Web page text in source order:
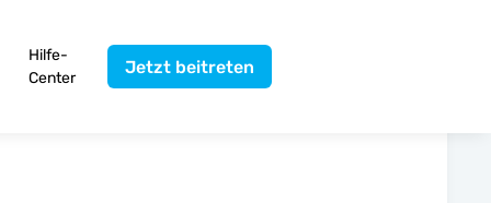
Hilfe-
Center
Jetzt beitreten